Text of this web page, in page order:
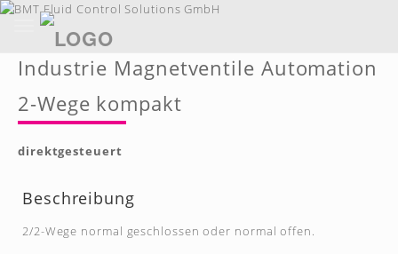
content
Toggle
navigation
Industrie Magnetventile Automation
2-Wege kompakt
direktgesteuert
Beschreibung
2/2-Wege normal geschlossen oder normal offen.